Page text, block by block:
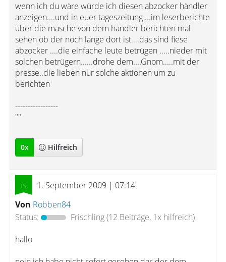
wenn ich du wäre würde ich diesen abzocker händler
anzeigen....und in euer tageszeitung ...im leserberichte
über die masche von dem händler berichten mal
sehen ob der noch lange dort ist....das sind fiese
abzocker ....die einfache leute betrügen .....nieder mit
solchen betrügern......drohe dem....Gnom.....mit der
presse..die lieben nur solche aktionen um zu
berichten
-----------------
""
0x Hilfreich
1. September 2009 | 07:14
Von Robben84
Status:
Frischling(12 Beiträge, 1x hilfreich)
hallo